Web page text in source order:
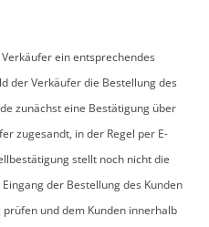
ein entsprechendes
der Verkäufer die Bestellung des
zunächst eine Bestätigung über
zugesandt, in der Regel per E-
stellt noch nicht die
der Bestellung des Kunden
und dem Kunden innerhalb